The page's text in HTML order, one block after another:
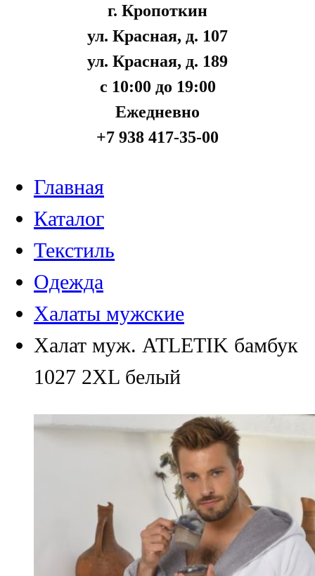
г. Кропоткин
ул. Красная, д. 107
ул. Красная, д. 189
с 10:00 до 19:00
Ежедневно
+7 938 417-35-00
Главная
Каталог
Текстиль
Одежда
Халаты мужские
Халат муж. ATLETIK бамбук
1027 2XL белый